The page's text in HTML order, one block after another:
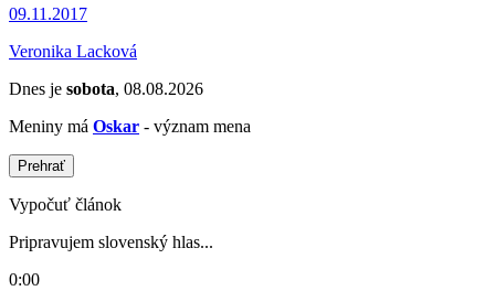
09.11.2017
Veronika Lacková
Dnes je sobota, 08.08.2026
Meniny má Oskar - význam mena
Prehrať
Vypočuť článok
Pripravujem slovenský hlas...
0:00